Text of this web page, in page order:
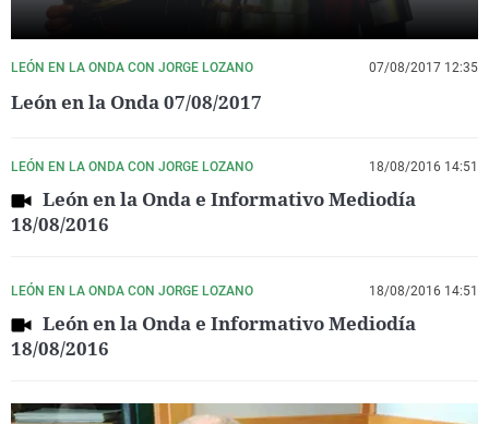
LEÓN EN LA ONDA CON JORGE LOZANO 07/08/2017 12:35
León en la Onda 07/08/2017
LEÓN EN LA ONDA CON JORGE LOZANO 18/08/2016 14:51
León en la Onda e Informativo Mediodía
18/08/2016
LEÓN EN LA ONDA CON JORGE LOZANO 18/08/2016 14:51
León en la Onda e Informativo Mediodía
18/08/2016